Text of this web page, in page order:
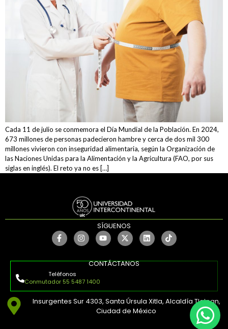
Cada 11 de julio se conmemora el Día Mundial de la Población. En 2024,
673 millones de personas padecieron hambre y cerca de dos mil 300
millones vivieron con inseguridad alimentaria, según la Organización de
las Naciones Unidas para la Alimentación y la Agricultura (FAO, por sus
siglas en inglés). El reto ya no es […]
SÍGUENOS
CONTÁCTANOS
Teléfonos
Conmutador 55 5487 1400
Insurgentes Sur 4303, Santa Úrsula Xitla, Alcaldía Tlalpan,
Ciudad de México